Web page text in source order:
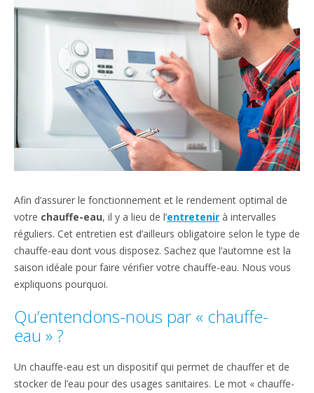
Afin d’assurer le fonctionnement et le rendement optimal de
votre chauffe-eau, il y a lieu de l’entretenir à intervalles
réguliers. Cet entretien est d’ailleurs obligatoire selon le type de
chauffe-eau dont vous disposez. Sachez que l’automne est la
saison idéale pour faire vérifier votre chauffe-eau. Nous vous
expliquons pourquoi.
Qu’entendons-nous par « chauffe-
eau » ?
Un chauffe-eau est un dispositif qui permet de chauffer et de
stocker de l’eau pour des usages sanitaires. Le mot « chauffe-